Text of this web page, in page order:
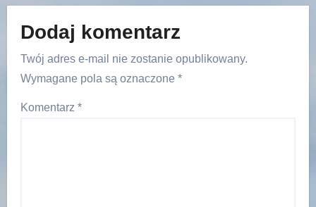
Dodaj komentarz
Twój adres e-mail nie zostanie opublikowany.
Wymagane pola są oznaczone *
Komentarz *